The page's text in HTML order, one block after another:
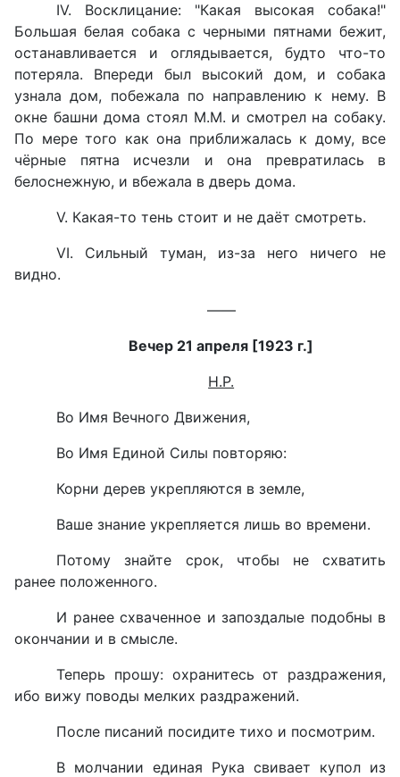
IV. Восклицание: "Какая высокая собака!"
Большая белая собака с черными пятнами бежит,
останавливается и оглядывается, будто что-то
потеряла. Впереди был высокий дом, и собака
узнала дом, побежала по направлению к нему. В
окне башни дома стоял М.М. и смотрел на собаку.
По мере того как она приближалась к дому, все
чёрные пятна исчезли и она превратилась в
белоснежную, и вбежала в дверь дома.
V. Какая-то тень стоит и не даёт смотреть.
VI. Сильный туман, из-за него ничего не
видно.
——
Вечер 21 апреля [1923 г.]
Н.Р.
Во Имя Вечного Движения,
Во Имя Единой Силы повторяю:
Корни дерев укрепляются в земле,
Ваше знание укрепляется лишь во времени.
Потому знайте срок, чтобы не схватить
ранее положенного.
И ранее схваченное и запоздалые подобны в
окончании и в смысле.
Теперь прошу: охранитесь от раздражения,
ибо вижу поводы мелких раздражений.
После писаний посидите тихо и посмотрим.
В молчании единая Рука свивает купол из